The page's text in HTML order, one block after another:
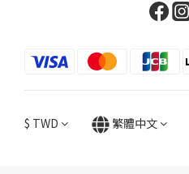
$ TWD 繁體中文